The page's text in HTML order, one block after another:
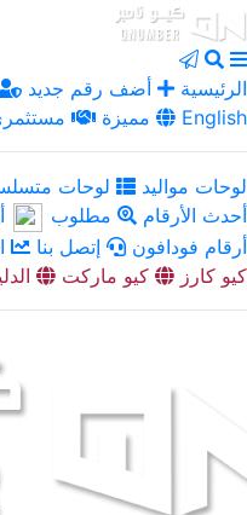
الرئيسية أضف رقم جديد
مميزة
English
لوحات مواليد لوحات
أحدث الأرقام
مطلوب
أرقام فودافون
إتصل بنا
كيو كارز
كيو ماركت